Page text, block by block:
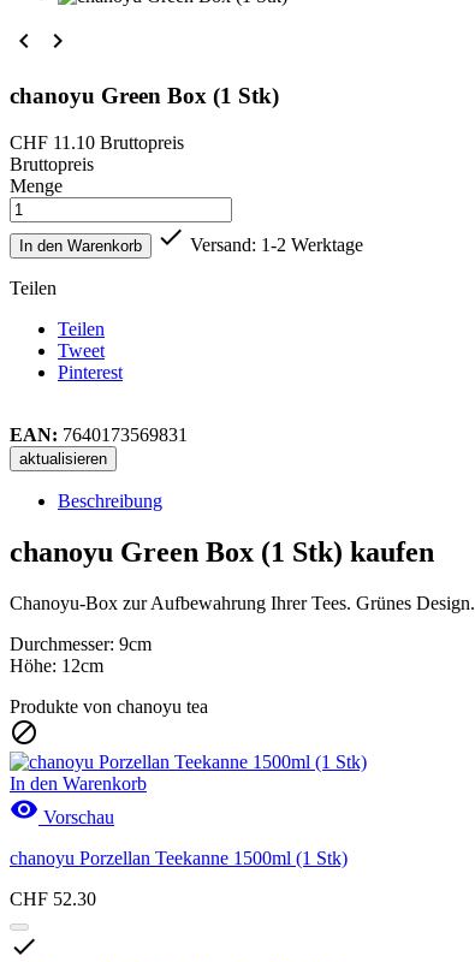
 
chanoyu Green Box (1 Stk)
CHF 11.10 Bruttopreis
Bruttopreis
Menge
In den Warenkorb  Versand: 1-2 Werktage
Teilen
Teilen
Tweet
Pinterest
EAN: 7640173569831
Beschreibung
chanoyu Green Box (1 Stk) kaufen
Chanoyu-Box zur Aufbewahrung Ihrer Tees. Grünes Design.
Durchmesser: 9cm
Höhe: 12cm
Produkte von chanoyu tea

In den Warenkorb
 Vorschau
chanoyu Porzellan Teekanne 1500ml (1 Stk)
CHF 52.30
